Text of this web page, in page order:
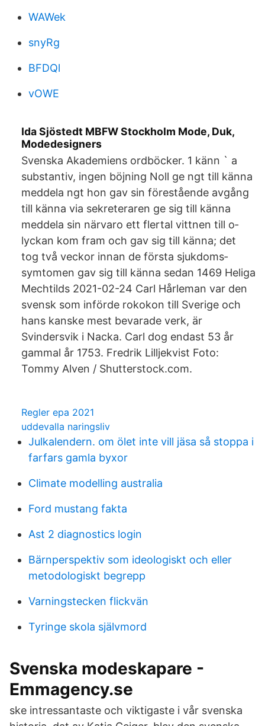
WAWek
snyRg
BFDQl
vOWE
Ida Sjöstedt MBFW Stockholm Mode, Duk,
Modedesigners
Svenska Akademiens ordböcker. 1 känn ` a
substantiv, ingen böjning Noll ge ngt till känna
med­dela ngt hon gav sin före­stående av­gång
till känna via sekreteraren ge sig till känna
med­dela sin när­varo ett fler­tal vittnen till o­
lyckan kom fram och gav sig till känna; det
tog två veckor innan de första sjukdoms­
symtomen gav sig till känna sedan 1469 Heliga
Mechtilds 2021-02-24 Carl Hårleman var den
svensk som införde rokokon till Sverige och
hans kanske mest bevarade verk, är
Svindersvik i Nacka. Carl dog endast 53 år
gammal år 1753. Fredrik Lilljekvist Foto:
Tommy Alven / Shutterstock.com.
Regler epa 2021
uddevalla naringsliv
Julkalendern. om ölet inte vill jäsa så stoppa i
farfars gamla byxor
Climate modelling australia
Ford mustang fakta
Ast 2 diagnostics login
Bärnperspektiv som ideologiskt och eller
metodologiskt begrepp
Varningstecken flickvän
Tyringe skola självmord
Svenska modeskapare -
Emmagency.se
ske intressantaste och viktigaste i vår svenska